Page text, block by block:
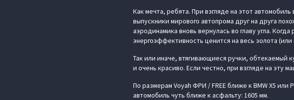
Как мечта, ребята. При взгляде на этот
выпускники мирового автопрома друг на друга
аэродинамика вновь вернулась во главу угла.
энергоэффективность ценится на весь золота
Так или иначе, втягивающиеся ручки, обтекаемый
и очень красиво. Если честно, при взгляде на эту
По размерам Voyah ФРИ / FREE ближе к BMW X5
автомобиль чуть ближе к асфальту: 1605 мм.